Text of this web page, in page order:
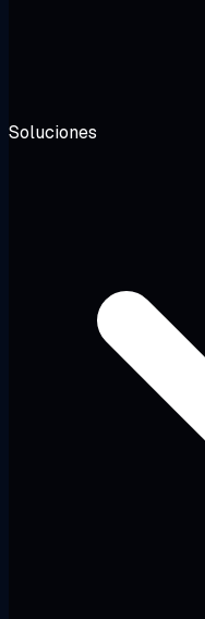
Soluciones